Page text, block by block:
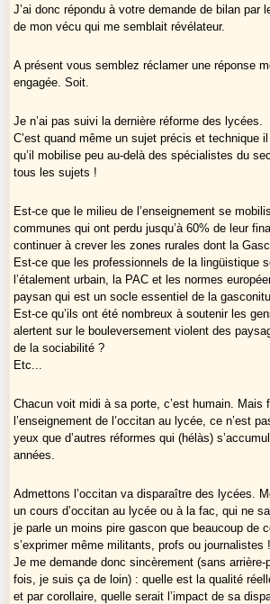
J’ai donc répondu à votre demande de bilan par
de mon vécu qui me semblait révélateur.
A présent vous semblez réclamer une réponse
engagée. Soit.
Je n’ai pas suivi la dernière réforme des lycées.
C’est quand même un sujet précis et technique
qu’il mobilise peu au-delà des spécialistes du
tous les sujets !
Est-ce que le milieu de l’enseignement se
communes qui ont perdu jusqu’à 60% de leur
continuer à crever les zones rurales dont la
Est-ce que les professionnels de la lingüistique
l’étalement urbain, la PAC et les normes
paysan qui est un socle essentiel de la
Est-ce qu’ils ont été nombreux à soutenir les
alertent sur le bouleversement violent des
de la sociabilité ?
Etc...
Chacun voit midi à sa porte, c’est humain. Mais
l’enseignement de l’occitan au lycée, ce n’est
yeux que d’autres réformes qui (hélàs)
années.
Admettons l’occitan va disparaître des lycées.
un cours d’occitan au lycée ou à la fac, qui ne
je parle un moins pire gascon que beaucoup de
s’exprimer même militants, profs ou journalistes !
Je me demande donc sincèrement (sans arrière-
fois, je suis ça de loin) : quelle est la qualité
et par corollaire, quelle serait l’impact de sa